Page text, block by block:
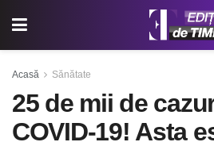
Acasă Sănătate
25 de mii de
COVID-19! Asta